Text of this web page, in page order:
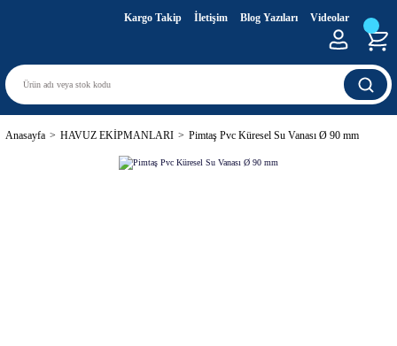
Kargo Takip İletişim Blog Yazıları Videolar
Anasayfa HAVUZ EKİPMANLARI Pimtaş Pvc Küresel Su Vanası Ø 90 mm